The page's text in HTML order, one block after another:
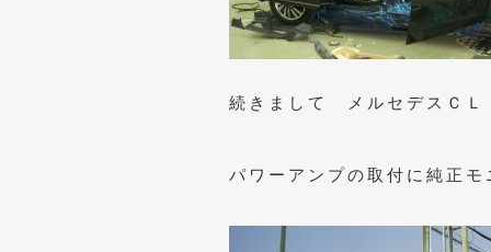
続きまして メルセデスＣ
パワーアンプの取付に純正